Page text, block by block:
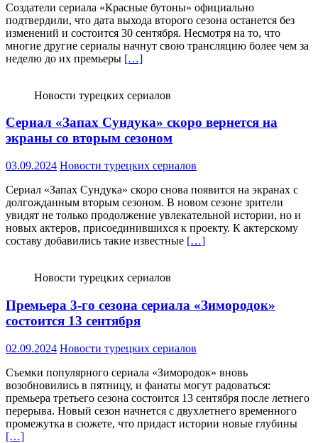
Создатели сериала «Красные бутоны» официально
подтвердили, что дата выхода второго сезона останется без
изменений и состоится 30 сентября. Несмотря на то, что
многие другие сериалы начнут свою трансляцию более чем за
неделю до их премьеры […]
Новости турецких сериалов
Сериал «Запах Сундука» скоро вернется на
экраны со вторым сезоном
03.09.2024 Новости турецких сериалов
Сериал «Запах Сундука» скоро снова появится на экранах с
долгожданным вторым сезоном. В новом сезоне зрители
увидят не только продолжение увлекательной истории, но и
новых актеров, присоединившихся к проекту. К актерскому
составу добавились такие известные […]
Новости турецких сериалов
Премьера 3-го сезона сериала «Зимородок»
состоится 13 сентября
02.09.2024 Новости турецких сериалов
Съемки популярного сериала «Зимородок» вновь
возобновились в пятницу, и фанаты могут радоваться:
премьера третьего сезона состоится 13 сентября после летнего
перерыва. Новый сезон начнется с двухлетнего временного
промежутка в сюжете, что придаст истории новые глубины
[…]